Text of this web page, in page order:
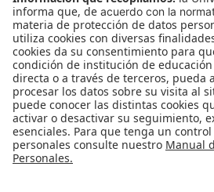
CONTÁCTANOS
cerosetenta@uniandes.edu.co
BOGOTÁ, COLOMBIA
NEWSLETTER